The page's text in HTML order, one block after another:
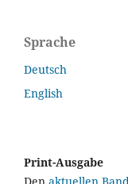
Sprache
Deutsch
English
Print-Ausgabe